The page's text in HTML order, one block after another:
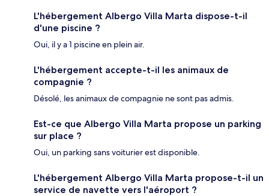
L'hébergement Albergo Villa Marta dispose-t-il
d'une piscine ?
Oui, il y a 1 piscine en plein air.
L'hébergement accepte-t-il les animaux de
compagnie ?
Désolé, les animaux de compagnie ne sont pas admis.
Est-ce que Albergo Villa Marta propose un parking
sur place ?
Oui, un parking sans voiturier est disponible.
L'hébergement Albergo Villa Marta propose-t-il un
service de navette vers l'aéroport ?